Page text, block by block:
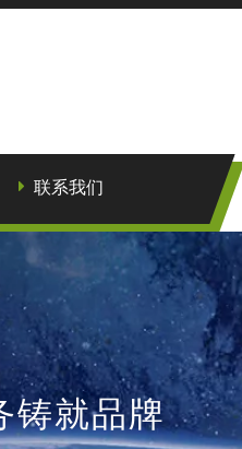
联系我们
铸就品牌